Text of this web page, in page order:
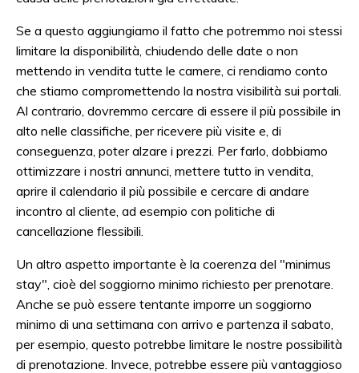
Se a questo aggiungiamo il fatto che potremmo noi stessi
limitare la disponibilità, chiudendo delle date o non
mettendo in vendita tutte le camere, ci rendiamo conto
che stiamo compromettendo la nostra visibilità sui portali.
Al contrario, dovremmo cercare di essere il più possibile in
alto nelle classifiche, per ricevere più visite e, di
conseguenza, poter alzare i prezzi. Per farlo, dobbiamo
ottimizzare i nostri annunci, mettere tutto in vendita,
aprire il calendario il più possibile e cercare di andare
incontro al cliente, ad esempio con politiche di
cancellazione flessibili.
Un altro aspetto importante è la coerenza del "minimus
stay", cioè del soggiorno minimo richiesto per prenotare.
Anche se può essere tentante imporre un soggiorno
minimo di una settimana con arrivo e partenza il sabato,
per esempio, questo potrebbe limitare le nostre possibilità
di prenotazione. Invece, potrebbe essere più vantaggioso